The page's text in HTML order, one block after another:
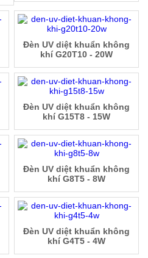
Đèn UV diệt khuẩn không
khí G20T10 - 20W
Đèn UV diệt khuẩn không
khí G15T8 - 15W
Đèn UV diệt khuẩn không
khí G8T5 - 8W
Đèn UV diệt khuẩn không
khí G4T5 - 4W